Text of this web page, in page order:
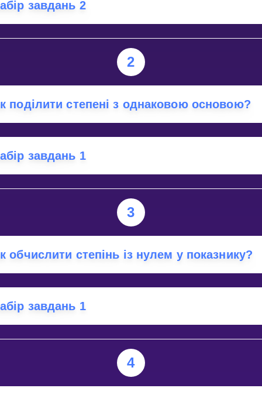
завдань 2
2
поділити степені з однаковою основою?
завдань 1
3
обчислити степінь із нулем у показнику?
завдань 1
4